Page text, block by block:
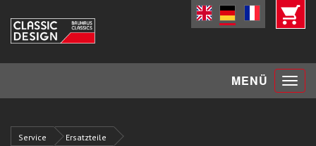
MENÜ Toggle
Service Ersatzteile